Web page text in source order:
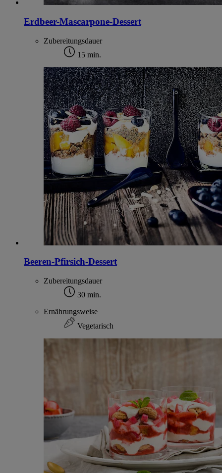
Erdbeer-Mascarpone-Dessert
Zubereitungsdauer
15 min.
Beeren-Pfirsich-Dessert
Zubereitungsdauer
30 min.
Ernährungsweise
Vegetarisch